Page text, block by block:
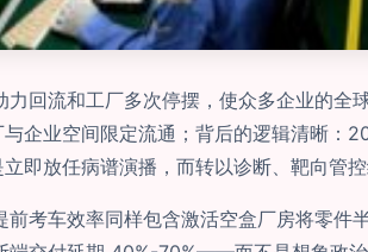
回流和工厂多次停摆，使众多企业的
与企业空间限定流通；背后的逻辑清晰
即放任病谱演播，而转以诊断、靶向管
考车效率同样包含激活空盒厂房将零